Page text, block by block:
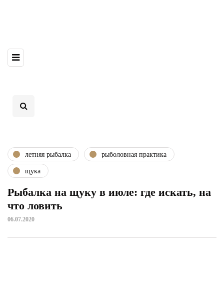
летняя рыбалка рыболовная практика
щука
Рыбалка на щуку в июле: где искать, на
что ловить
06.07.2020